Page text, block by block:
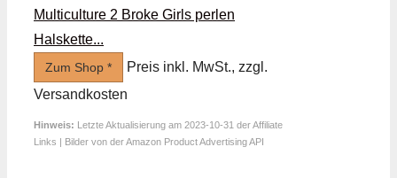
Multiculture 2 Broke Girls perlen
Halskette...
Zum Shop *
Preis inkl. MwSt., zzgl.
Versandkosten
Hinweis: Letzte Aktualisierung am 2023-10-31 der Affiliate
Links | Bilder von der Amazon Product Advertising API